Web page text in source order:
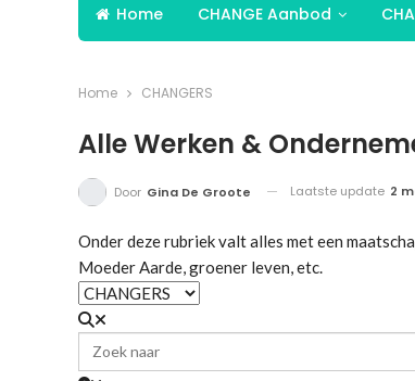
Home CHANGE Aanbod
Home CHANGERS
Alle Werken &
Door Gina De Groote Laatste update 2
Onder deze rubriek valt alles met een
Moeder Aarde, groener leven, etc.